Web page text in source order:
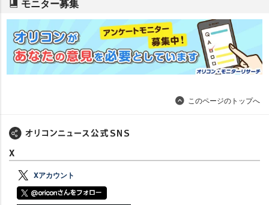
モニター募集
このページのトップへ
X
Xアカウント